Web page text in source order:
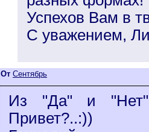
Успехов Вам в
С уважением,
От Сентябрь
Из "Да" и "Нет"
Привет?..:))